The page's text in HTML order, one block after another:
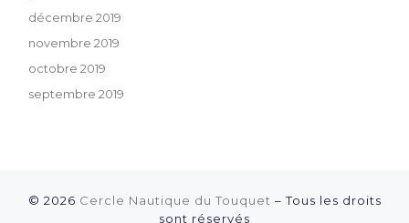
décembre 2019
novembre 2019
octobre 2019
septembre 2019
© 2026 Cercle Nautique du Touquet – Tous les droits
sont réservés